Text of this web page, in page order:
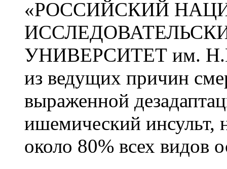
«РОССИЙСКИЙ
УНИВЕРСИТЕТ им.
из ведущих причин
выраженной
ишемический инсульт,
около 80% всех видов